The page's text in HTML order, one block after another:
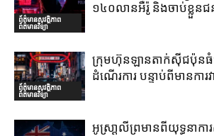
ព័ត៌មានសុវត្ថិភាព
ព័ត៌មានវិទ្យា
១៤០លានអឺរ៉ូ និងចាប់ខ្លួន
ព័ត៌មានសុវត្ថិភាព
ព័ត៌មានវិទ្យា
ក្រុមហ៊ុនឡានតាក់ស៊ីជប៉ុនធំជ
ដំណើរការ បន្ទាប់ពីមានកា
អូស្រា្តលីព្រមានពីយុទ្ធនាក